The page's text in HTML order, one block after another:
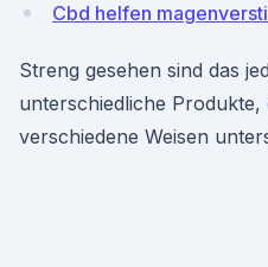
Cbd helfen
Streng gesehen sind das
unterschiedliche
verschiedene Weisen